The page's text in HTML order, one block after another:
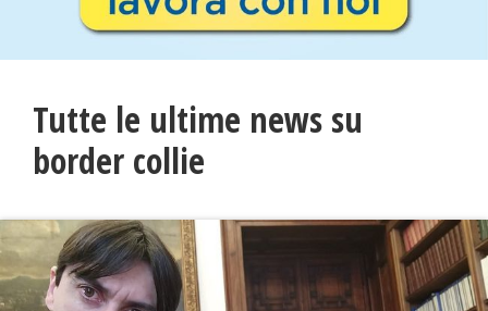
Tutte le ultime news su
border collie